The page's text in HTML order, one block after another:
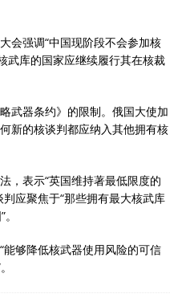
会强调“中国现阶段不会参加核
武库的国家应继续履行其在核裁
武器条约》的限制。俄国大使加
新的核谈判都应纳入其他拥有核
，表示“英国维持著最低限度的
应聚焦于“那些拥有最大核武库
够降低核武器使用风险的可信